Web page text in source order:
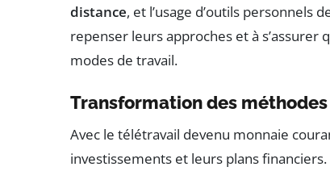
distance, et l’usage d’outils personnels
repenser leurs approches et à s’assurer
modes de travail.
Transformation des
Avec le télétravail devenu monnaie
investissements et leurs plans